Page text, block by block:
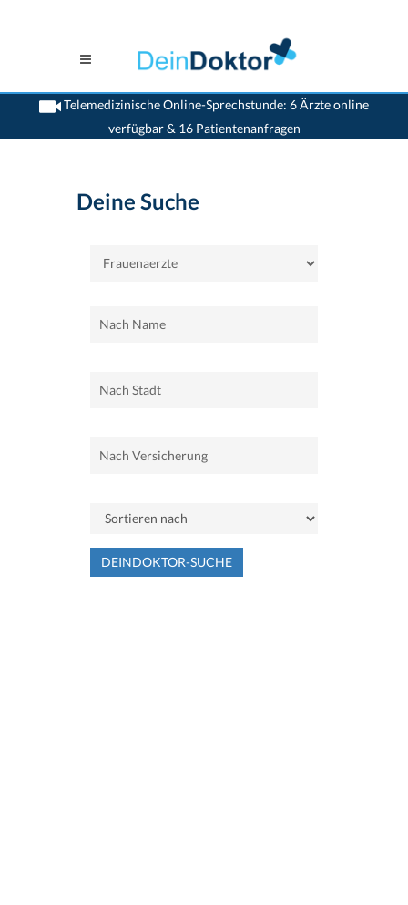
Telemedizinische Online-Sprechstunde: 6 Ärzte online
verfügbar & 16 Patientenanfragen
>Home>Frauenaerzte
Deine Suche
DEINDOKTOR-SUCHE